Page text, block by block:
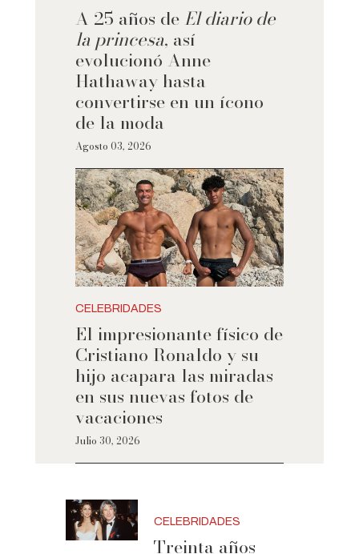
A 25 años de El diario de
la princesa, así
evolucionó Anne
Hathaway hasta
convertirse en un ícono
de la moda
Agosto 03, 2026
CELEBRIDADES
El impresionante físico de
Cristiano Ronaldo y su
hijo acapara las miradas
en sus nuevas fotos de
vacaciones
Julio 30, 2026
CELEBRIDADES
Treinta años